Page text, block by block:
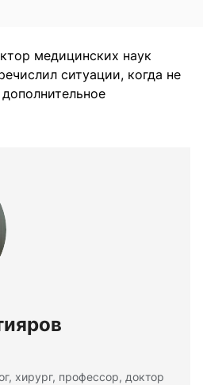
медицинских наук
ситуации, когда не
хирург, профессор, доктор